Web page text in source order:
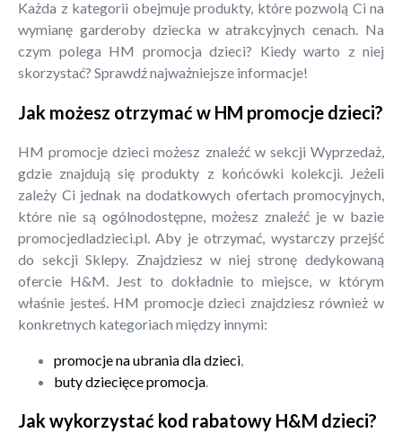
Każda z kategorii obejmuje produkty, które pozwolą Ci na
wymianę garderoby dziecka w atrakcyjnych cenach. Na
czym polega HM promocja dzieci? Kiedy warto z niej
skorzystać? Sprawdź najważniejsze informacje!
Jak możesz otrzymać w HM promocje dzieci?
HM promocje dzieci możesz znaleźć w sekcji Wyprzedaż,
gdzie znajdują się produkty z końcówki kolekcji. Jeżeli
zależy Ci jednak na dodatkowych ofertach promocyjnych,
które nie są ogólnodostępne, możesz znaleźć je w bazie
promocjedladzieci.pl. Aby je otrzymać, wystarczy przejść
do sekcji Sklepy. Znajdziesz w niej stronę dedykowaną
ofercie H&M. Jest to dokładnie to miejsce, w którym
właśnie jesteś. HM promocje dzieci znajdziesz również w
konkretnych kategoriach między innymi:
promocje na ubrania dla dzieci
buty dziecięce promocja
Jak wykorzystać kod rabatowy H&M dzieci?